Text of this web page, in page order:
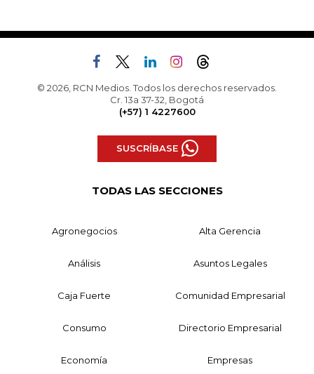
© 2026, RCN Medios. Todos los derechos reservados.
Cr. 13a 37-32, Bogotá
(+57) 1 4227600
SUSCRÍBASE
TODAS LAS SECCIONES
Agronegocios Alta Gerencia
Análisis Asuntos Legales
Caja Fuerte Comunidad Empresarial
Consumo Directorio Empresarial
Economía Empresas